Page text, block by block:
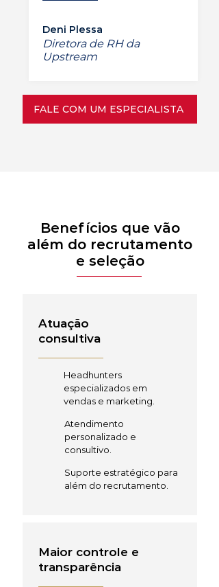
Deni Plessa
Diretora de RH da
Upstream
FALE COM UM ESPECIALISTA
Benefícios que vão
além do recrutamento
e seleção
Atuação
consultiva
Headhunters
especializados em
vendas e marketing.
Atendimento
personalizado e
consultivo.
Suporte estratégico para
além do recrutamento.
Maior controle e
transparência